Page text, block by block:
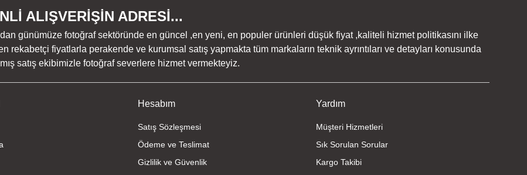
ALIŞVERİŞİN ADRESİ...
günümüze fotoğraf sektöründe en güncel ,en yeni, en populer ürünleri düşük fiyat ,kaliteli hizmet politikasını ilke
rekabetçi fiyatlarla perakende ve kurumsal satış yapmakta tüm markaların teknik ayrıntıları ve detayları konusunda
satış ekibimizle fotoğraf severlere hizmet vermekteyiz.
Hesabım
Satış Sözleşmesi
Ödeme ve Teslimat
Gizlilik ve Güvenlik
Yardım
Müşteri Hizmetleri
Sık Sorulan Sorular
Kargo Takibi